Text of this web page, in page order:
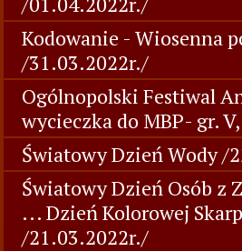
Kodowanie - Wiosenna
/31.03.2022r./
Ogólnopolski Festiwal
wycieczka do MBP- gr.
Światowy Dzień Wody /
Światowy Dzień Osób z
... Dzień Kolorowej
/21.03.2022r./